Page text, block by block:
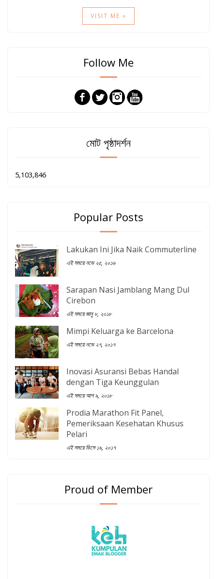
VISIT ME »
Follow Me
মোট পৃষ্ঠাদর্শন
5,103,846
Popular Posts
Lakukan Ini Jika Naik Commuterline
এই সময়ে নভে ২৫, ২০১৬
Sarapan Nasi Jamblang Mang Dul
Cirebon
এই সময়ে জানু ৮, ২০১৮
Mimpi Keluarga ke Barcelona
এই সময়ে নভে ২৭, ২০১৭
Inovasi Asuransi Bebas Handal
dengan Tiga Keunggulan
এই সময়ে আগ ৯, ২০১৮
Prodia Marathon Fit Panel,
Pemeriksaan Kesehatan Khusus
Pelari
এই সময়ে ডিসে ১৯, ২০১৭
Proud of Member